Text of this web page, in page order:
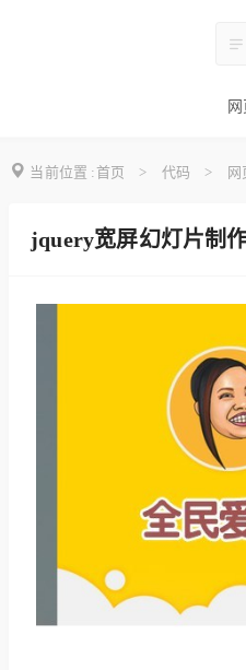
当前位置 :首页 > 代码 > 网
jquery宽屏幻灯片制